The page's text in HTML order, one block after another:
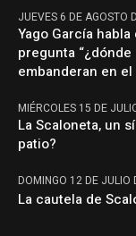
JUEVES 6 DE AGOSTO
Yago García
pregunta
embanderan en
MIÉRCOLES 15 DE
La Scaloneta, un
patio?
DOMINGO 12 DE JULIO
La cautela de